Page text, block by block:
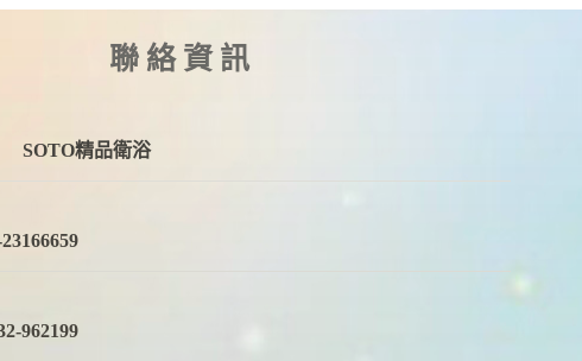
聯絡資訊
SOTO精品衛浴
962199